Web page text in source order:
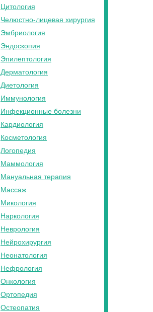
Цитология
Челюстно-лицевая хирургия
Эмбриология
Эндоскопия
Эпилептология
Дерматология
Диетология
Иммунология
Инфекционные болезни
Кардиология
Косметология
Логопедия
Маммология
Мануальная терапия
Массаж
Микология
Наркология
Неврология
Нейрохирургия
Неонатология
Нефрология
Онкология
Ортопедия
Остеопатия